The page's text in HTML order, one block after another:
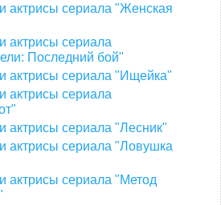
актрисы сериала "Женская
актрисы сериала
Последний бой"
актрисы сериала "Ищейка"
актрисы сериала
актрисы сериала "Лесник"
актрисы сериала "Ловушка
актрисы сериала "Метод